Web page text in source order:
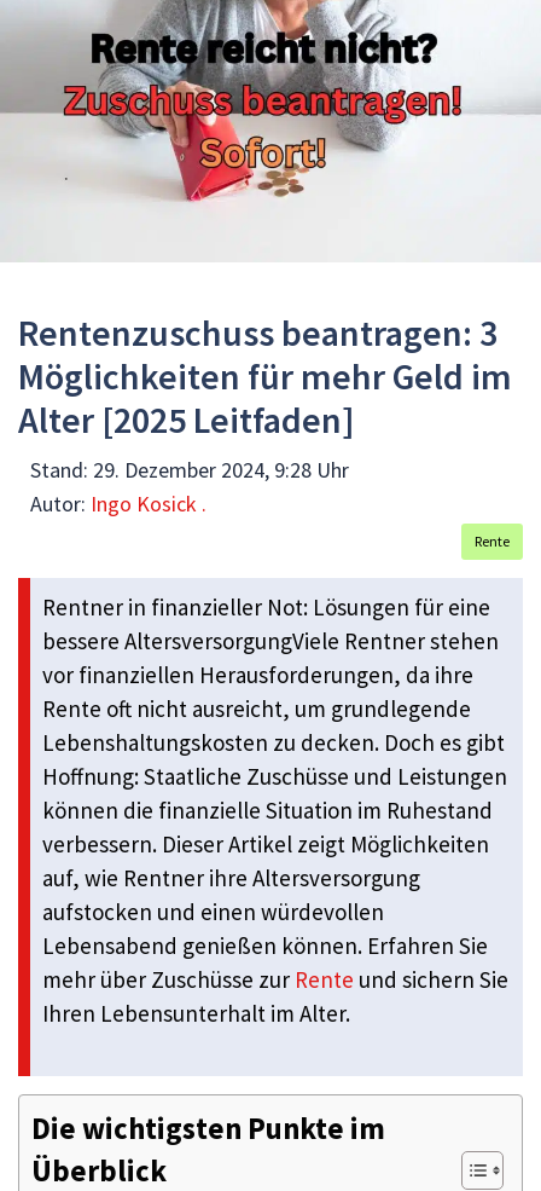
Rentenzuschuss beantragen: 3
Möglichkeiten für mehr Geld im
Alter [2025 Leitfaden]
Stand: 29. Dezember 2024, 9:28 Uhr
Autor: Ingo Kosick .
Rente
Rentner in finanzieller Not: Lösungen für eine
bessere AltersversorgungViele Rentner stehen
vor finanziellen Herausforderungen, da ihre
Rente oft nicht ausreicht, um grundlegende
Lebenshaltungskosten zu decken. Doch es gibt
Hoffnung: Staatliche Zuschüsse und Leistungen
können die finanzielle Situation im Ruhestand
verbessern. Dieser Artikel zeigt Möglichkeiten
auf, wie Rentner ihre Altersversorgung
aufstocken und einen würdevollen
Lebensabend genießen können. Erfahren Sie
mehr über Zuschüsse zur Rente und sichern Sie
Ihren Lebensunterhalt im Alter.
Die wichtigsten Punkte im
Überblick